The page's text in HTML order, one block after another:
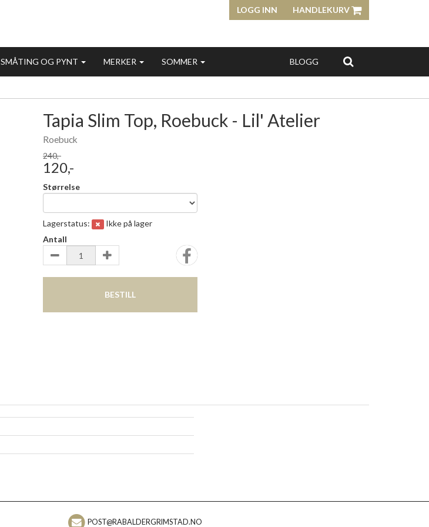
LOGG INN HANDLEKURV
SMÅTING OG PYNT MERKER SOMMER BLOGG
Tapia Slim Top, Roebuck - Lil' Atelier
Roebuck
240,-
120,-
Størrelse
Lagerstatus:
Ikke på lager
Antall
BESTILL
POST@RABALDERGRIMSTAD.NO